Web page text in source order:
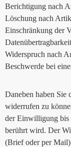
Berichtigung nach
Löschung nach
Einschränkung der
Widerspruch nach
Beschwerde bei
Daneben haben Sie
widerrufen zu
der Einwilligung bis
berührt wird. Der
(Brief oder per